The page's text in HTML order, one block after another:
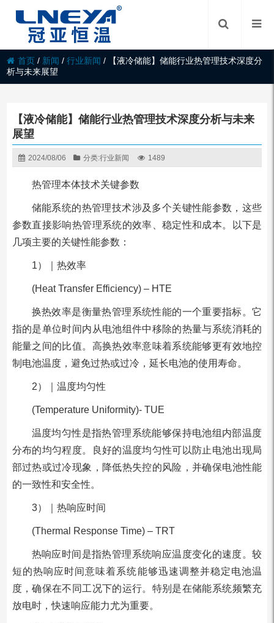
首页 / 新闻 /行业新闻 /
【液冷储能】储能行业热管理技术深度分
析与未来展望
【液冷储能】储能行业热管理技术深度分析与未来
展望
2024/08/06 分类:行业新闻 1489
热管理本体技术关键参数
储能系统的热管理技术涉及多个关键性能参数，这些
参数直接影响热管理系统的效率、稳定性和成本。以下是
几项主要的关键性能参数：
1）｜热效率
(Heat Transfer Efficiency) – HTE
换热效率是衡量热管理系统性能的一个重要指标。它
指的是单位时间内从电池组件中移除的热量与系统消耗的
能量之间的比值。高换热效率意味着系统能够更有效地控
制电池温度，避免过热或过冷，延长电池的使用寿命。
2）｜温度均匀性
(Temperature Uniformity)- TUE
温度均匀性是指热管理系统能够保持电池组内部温度
分布的均匀程度。良好的温度均匀性可以防止电池出现局
部过热或过冷现象，降低热失控的风险，并确保电池性能
的一致性和安全性。
3）｜热响应时间
(Thermal Response Time) – TRT
热响应时间是指热管理系统响应温度变化的速度。较
短的热响应时间意味着系统能够迅速调整并稳定电池温
度，确保在不同工况下的运行。特别是在储能系统频繁充
放电时，快速响应能力尤为重要。